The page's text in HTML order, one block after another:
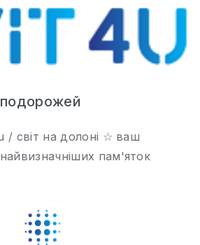
подорожей
/ світ на долоні ☆ ваш
найвизначніших пам'яток